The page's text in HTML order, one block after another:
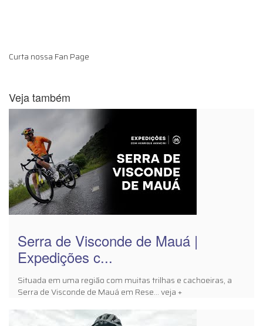
Curta nossa Fan Page
Veja também
Serra de Visconde de Mauá |
Expedições c...
Situada em uma região com muitas trilhas e cachoeiras, a
Serra de Visconde de Mauá em Rese... veja +